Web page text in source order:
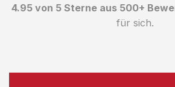
4.95 von 5 Sterne aus 500+
für sich.